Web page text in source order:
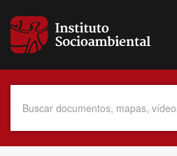
para
conteúdo